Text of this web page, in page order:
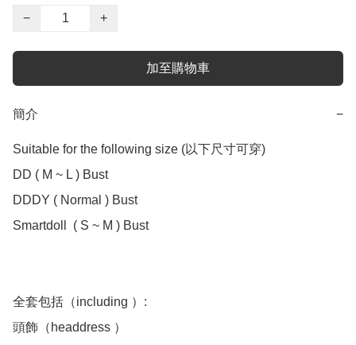
−
+
加至購物車
簡介 −
Suitable for the following size (以下尺寸可穿)
DD ( M ~ L ) Bust
DDDY ( Normal ) Bust
Smartdoll  ( S ~ M ) Bust
全套包括（including ）:
頭飾（headdress ）